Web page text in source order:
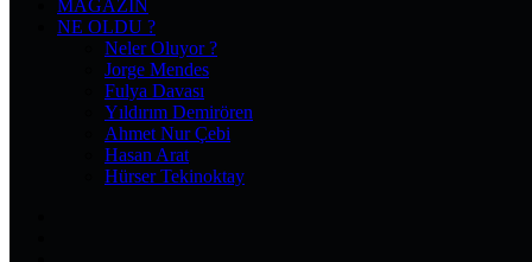
MAGAZIN
NE OLDU ?
Neler Oluyor ?
Jorge Mendes
Fulya Davası
Yıldırım Demirören
Ahmet Nur Çebi
Hasan Arat
Hürser Tekinoktay